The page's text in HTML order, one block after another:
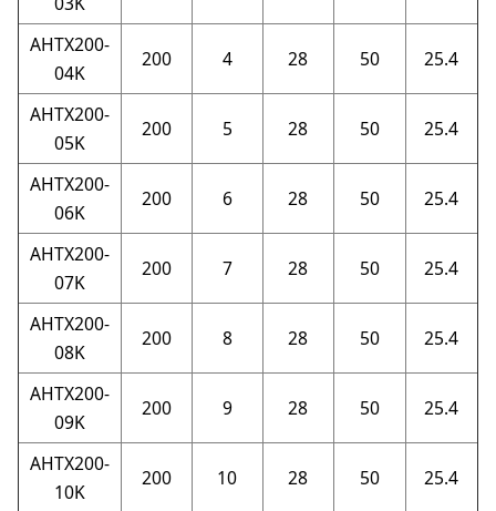
AHTX200-
04K
200 4 28 50 25.4
AHTX200-
05K
200 5 28 50 25.4
AHTX200-
06K
200 6 28 50 25.4
AHTX200-
07K
200 7 28 50 25.4
AHTX200-
08K
200 8 28 50 25.4
AHTX200-
09K
200 9 28 50 25.4
AHTX200-
10K
200 10 28 50 25.4